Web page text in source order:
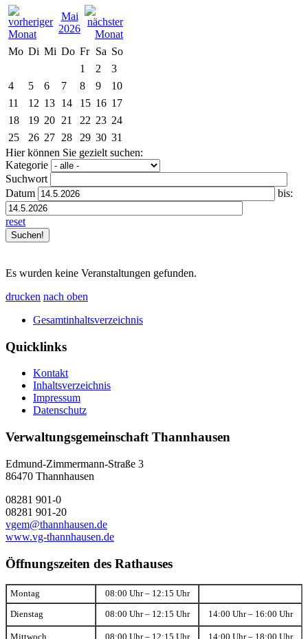
Mai
2026
Mo Di Mi Do Fr Sa So
1
2
3
4
5 6 7 8 9
10
11
12 13 14 15 16 17
18
19 20 21 22 23 24
25
26 27 28 29 30 31
Hier können Sie gezielt suchen:
Kategorie
Suchwort
Datum
bis:
reset
Es wurden keine Veranstaltungen gefunden.
drucken nach oben
Gesamtinhaltsverzeichnis
Quicklinks
Kontakt
Inhaltsverzeichnis
Impressum
Datenschutz
Verwaltungsgemeinschaft Thannhausen
Edmund-Zimmermann-Straße 3
86470 Thannhausen
08281 901-0
08281 901-20
vgem@thannhausen.de
www.vg-thannhausen.de
Öffnungszeiten des Rathauses
Montag 08:00 Uhr – 12:15 Uhr
Dienstag 08:00 Uhr – 12:15 Uhr 14:00 Uhr – 16:00 Uhr